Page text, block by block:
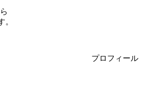
。
プロフィール